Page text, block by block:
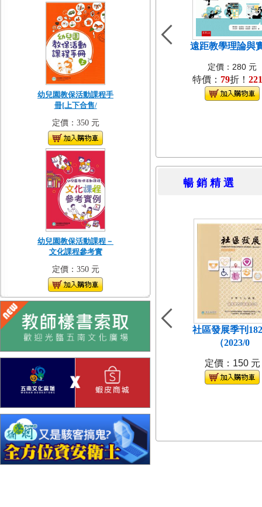
幼兒園教保活動課程手
冊[上下合售/
定價：350 元
幼兒園教保活動課程－
文化課程參考實
定價：350 元
遠距教學理論與
定價：280 元
特價： 79折！ 221
暢 銷 精
社區發展季刊
（2023/0
定價：150 元